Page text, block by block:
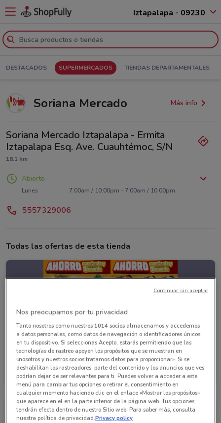
Iztapalapa - 09230
DESTACADOS SUPERMERCADOS TIENDAS DEPARTAMENTALES
Soriana Mercado Más info
Soriana Mercado Iztapalapa - Ermita
Iztapalapa Esq. Ave. Cuauhtémoc, S/N
18.1 km
Abierto
Lunes 7:00am / 10:00pm - 7:00am / 10:00pm
5557329006
Todas las ofertas de esta tienda
Soriana Mercado
Caduca hoy 5.1 km
Nos preocupamos por tu privacidad
Tanto nosotros como nuestros 1014socios almacenamos y accedemos
a datos personales, como datos de navegación o identificadores únicos,
en tu dispositivo. Si seleccionas Acepto, estarás permitiendo que las
tecnologías de rastreo apoyen los propósitos que se muestran en
«nosotros y nuestros socios tratamos datos para proporcionar». Si se
deshabilitan los rastreadores, parte del contenido y los anuncios que ves
podrían dejar de ser relevantes para ti. Puedes volver a acceder a este
menú para cambiar tus opciones o retirar el consentimiento en
cualquier momento haciendo clic en el enlace «Mostrar los propósitos»
que aparece en el en la parte inferior de la página web. Tus opciones
tendrán efecto dentro de nuestro Sitio web. Para saber más, consulta
nuestra política de privacidad.Privacy policy
Continuar sin aceptar